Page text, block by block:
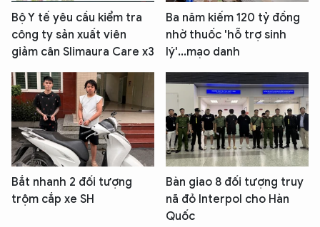
Bộ Y tế yêu cầu kiểm tra
công ty sản xuất viên
giảm cân Slimaura Care x3
Ba năm kiếm 120 tỷ đồng
nhờ thuốc 'hỗ trợ sinh
lý'...mạo danh
Bắt nhanh 2 đối tượng
trộm cắp xe SH
Bàn giao 8 đối tượng truy
nã đỏ Interpol cho Hàn
Quốc